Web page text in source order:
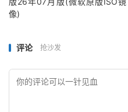
像)
评论 抢沙发